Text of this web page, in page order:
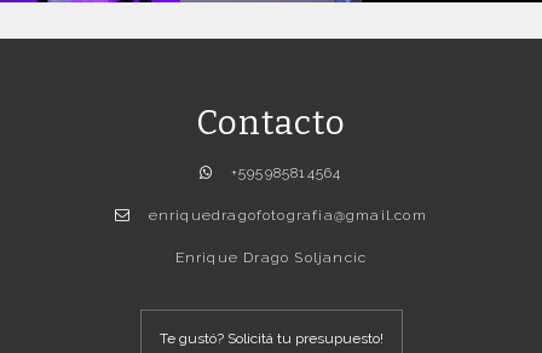
Contacto
+595985814564
enriquedragofotografia@gmail.com
Enrique Drago Soljancic
Te gustó? Solicitá tu presupuesto!